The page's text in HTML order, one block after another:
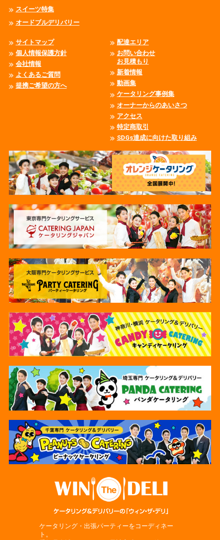
スイーツ特集
オードブルデリバリー
サイトマップ
個人情報保護方針
会社情報
よくあるご質問
提携ご希望の方へ
配達エリア
お問い合わせ
お見積もり
新着情報
動画集
ケータリング事例集
オーナーからのあいさつ
アクセス
特定商取引
SDGs達成に向けた取り組み
ケータリング・出張パーティーをコーディネー
ト。